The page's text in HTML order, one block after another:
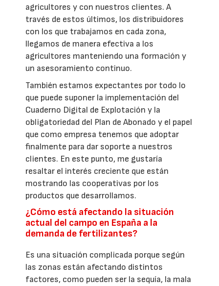
agricultores y con nuestros clientes. A
través de estos últimos, los distribuidores
con los que trabajamos en cada zona,
llegamos de manera efectiva a los
agricultores manteniendo una formación y
un asesoramiento continuo.
También estamos expectantes por todo lo
que puede suponer la implementación del
Cuaderno Digital de Explotación y la
obligatoriedad del Plan de Abonado y el papel
que como empresa tenemos que adoptar
finalmente para dar soporte a nuestros
clientes. En este punto, me gustaría
resaltar el interés creciente que están
mostrando las cooperativas por los
productos que desarrollamos.
¿Cómo está afectando la situación
actual del campo en España a la
demanda de fertilizantes?
Es una situación complicada porque según
las zonas están afectando distintos
factores, como pueden ser la sequía, la mala